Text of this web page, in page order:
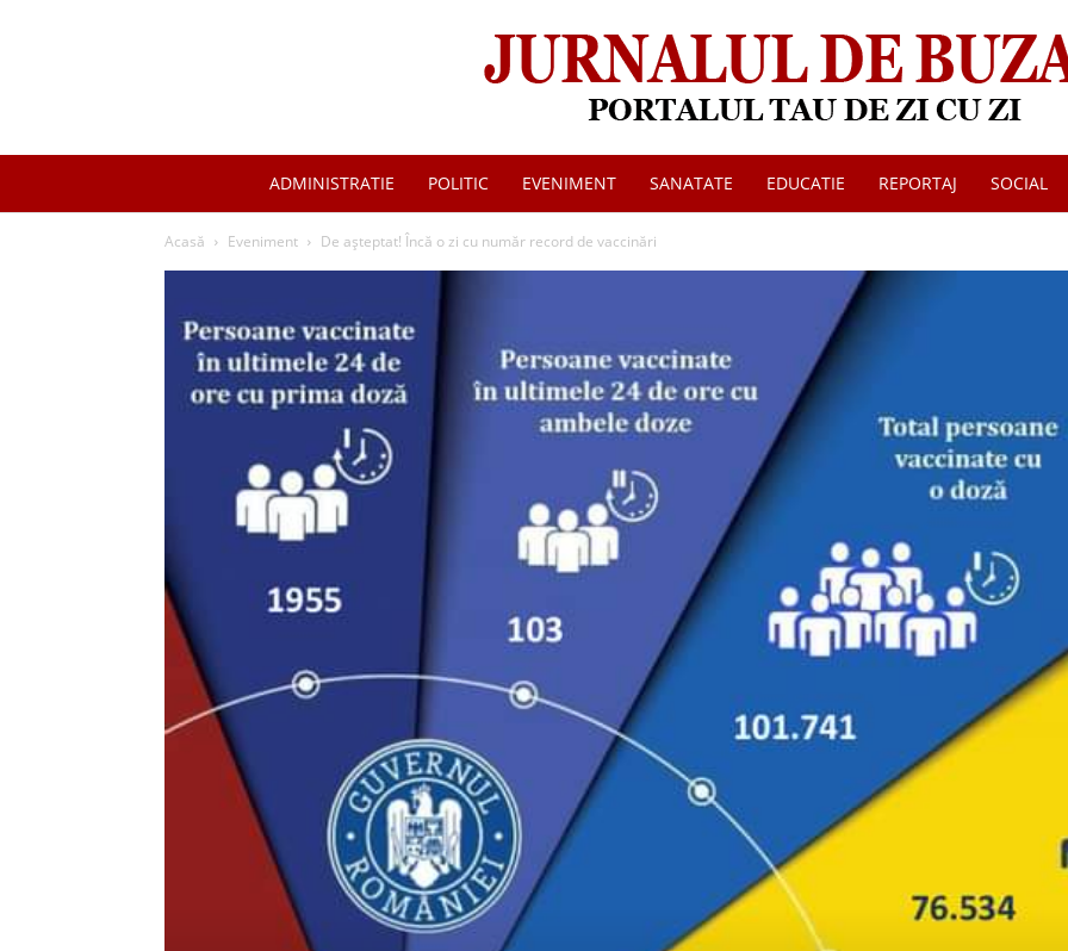
Jurnalul
de
ADMINISTRATIE POLITIC EVENIMENT SANATATE EDUCATIE REPORTAJ SOCIAL
Acasă Eveniment De așteptat! Încă o zi cu număr record de vaccinări